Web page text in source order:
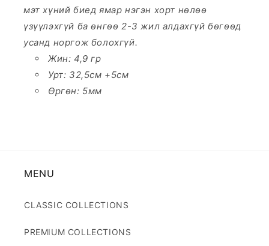
мэт хүний биед ямар нэгэн хорт нөлөө
үзүүлэхгүй ба өнгөө 2-3 жил алдахгүй бөгөөд
усанд норгож болохгүй.
Жин: 4,9 гр
Урт: 32,5см +5см
Өргөн: 5мм
MENU
CLASSIC COLLECTIONS
PREMIUM COLLECTIONS